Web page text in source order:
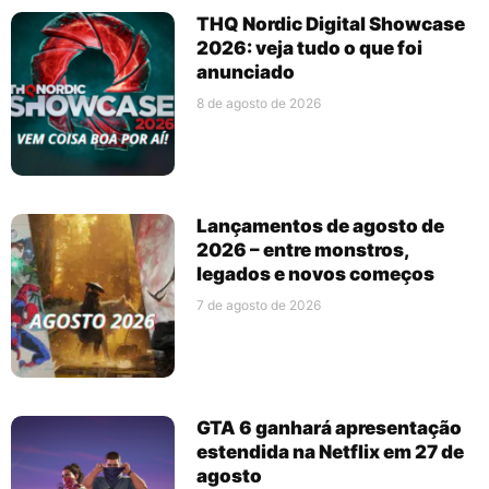
THQ Nordic Digital Showcase
2026: veja tudo o que foi
anunciado
8 de agosto de 2026
Lançamentos de agosto de
2026 – entre monstros,
legados e novos começos
7 de agosto de 2026
GTA 6 ganhará apresentação
estendida na Netflix em 27 de
agosto